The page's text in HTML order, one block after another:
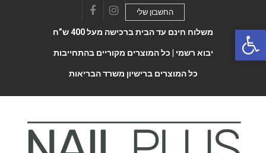
FacebookInstagram
החשבון שלי
משלוח חינם עד הבית ברכישה מעל 400 ש”ח
יבוא רשמי | כל המוצרים מקוריים בהתחייבות
כל המוצרים ברישיון משרד הבריאות